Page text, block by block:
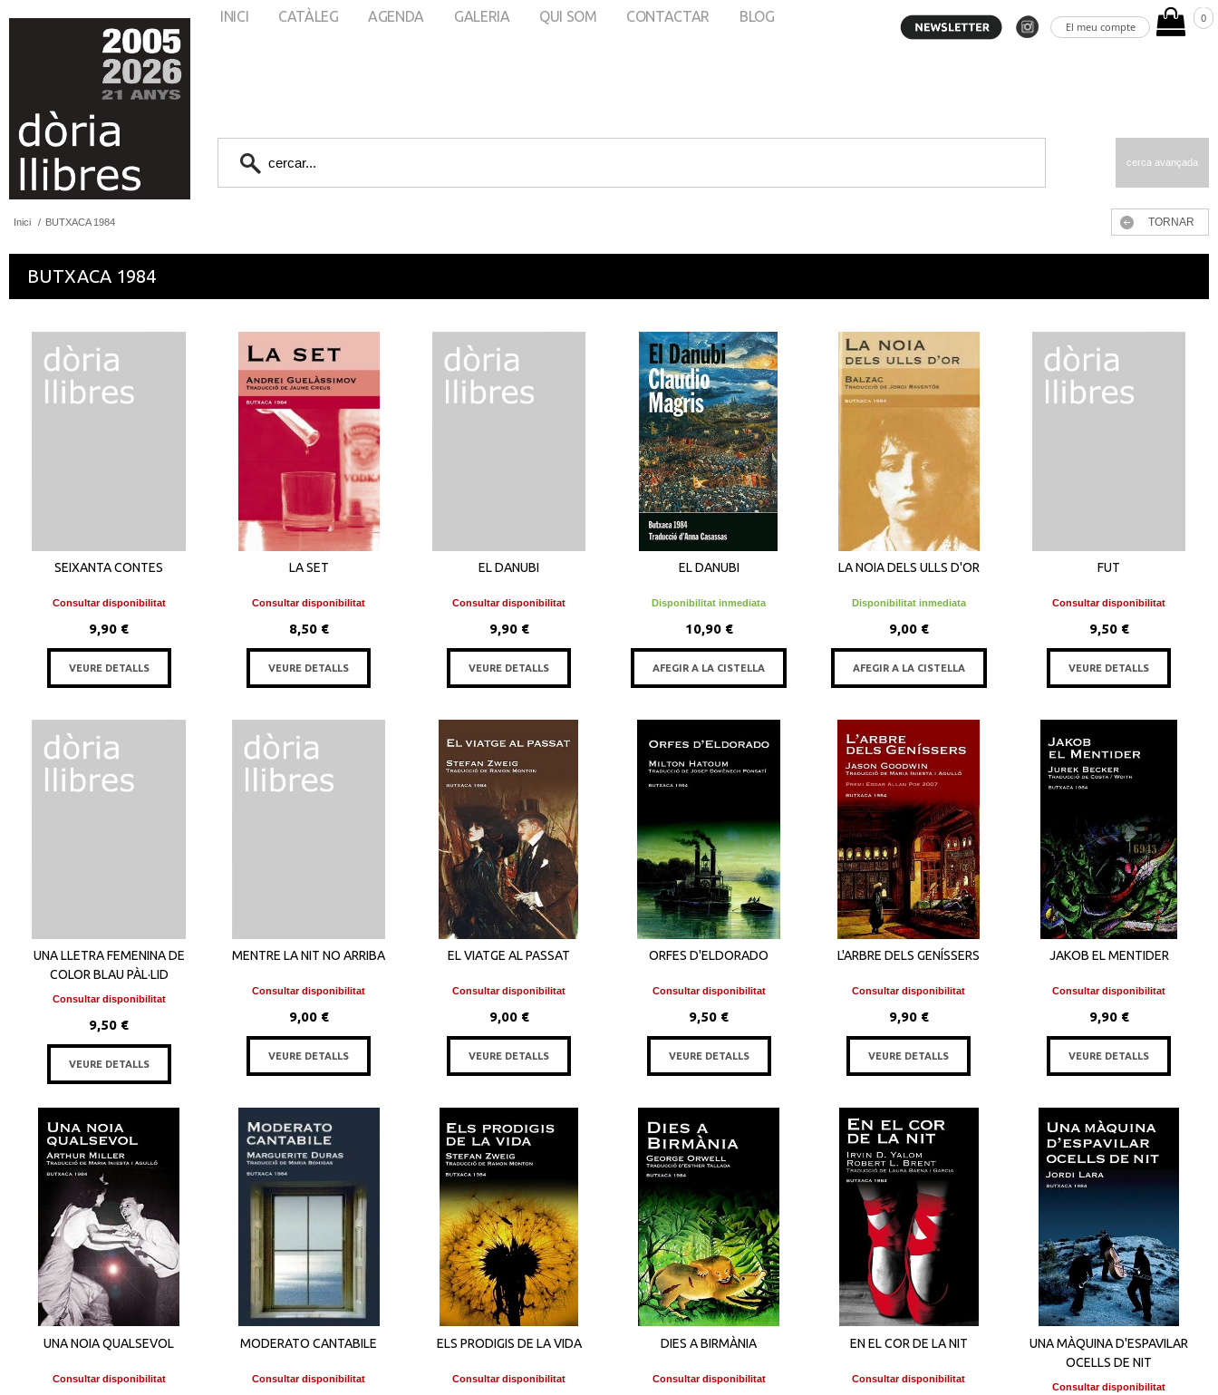
El meu compte
0
INICI CATÀLEG AGENDA GALERIA QUI SOM CONTACTAR BLOG
cerca avançada
Inici / BUTXACA 1984 TORNAR
BUTXACA 1984
SEIXANTA CONTES
Consultar disponibilitat
9,90 €
VEURE DETALLS
LA SET
Consultar disponibilitat
8,50 €
VEURE DETALLS
EL DANUBI
Consultar disponibilitat
9,90 €
VEURE DETALLS
EL DANUBI
Disponibilitat inmediata
10,90 €
AFEGIR A LA CISTELLA
LA NOIA DELS ULLS D'OR
Disponibilitat inmediata
9,00 €
AFEGIR A LA CISTELLA
FUT
Consultar disponibilitat
9,50 €
VEURE DETALLS
UNA LLETRA FEMENINA DE
COLOR BLAU PÀL·LID
Consultar disponibilitat
9,50 €
VEURE DETALLS
MENTRE LA NIT NO ARRIBA
Consultar disponibilitat
9,00 €
VEURE DETALLS
EL VIATGE AL PASSAT
Consultar disponibilitat
9,00 €
VEURE DETALLS
ORFES D'ELDORADO
Consultar disponibilitat
9,50 €
VEURE DETALLS
L'ARBRE DELS GENÍSSERS
Consultar disponibilitat
9,90 €
VEURE DETALLS
JAKOB EL MENTIDER
Consultar disponibilitat
9,90 €
VEURE DETALLS
UNA NOIA QUALSEVOL
Consultar disponibilitat
MODERATO CANTABILE
Consultar disponibilitat
ELS PRODIGIS DE LA VIDA
Consultar disponibilitat
DIES A BIRMÀNIA
Consultar disponibilitat
EN EL COR DE LA NIT
Consultar disponibilitat
UNA MÀQUINA D'ESPAVILAR
OCELLS DE NIT
Consultar disponibilitat